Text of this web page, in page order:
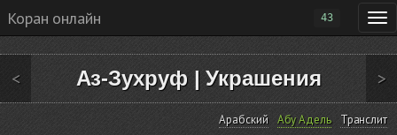
Коран онлайн 43
< Аз-Зухруф|Украшения >
Арабский Абу Адель Транслит